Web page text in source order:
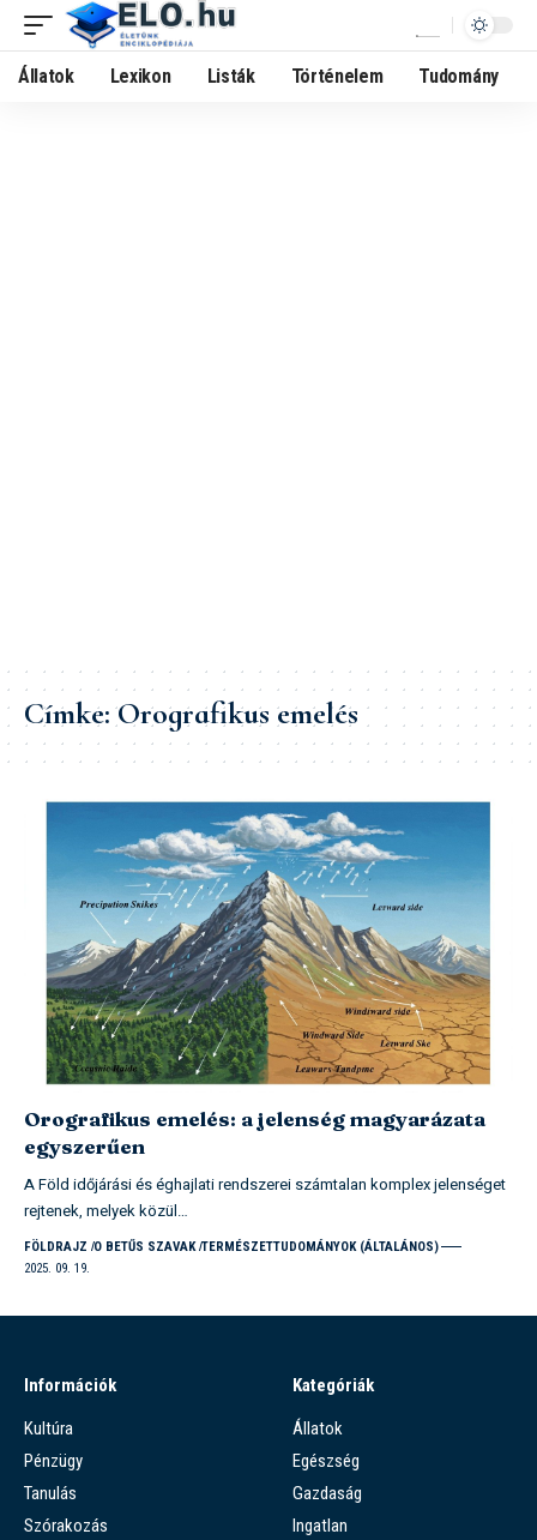
Állatok Lexikon Listák Történelem Tudomány
Címke:Orografikus emelés
Orografikus emelés: a jelenség magyarázata
egyszerűen
A Föld időjárási és éghajlati rendszerei számtalan komplex jelenséget
rejtenek, melyek közül…
FÖLDRAJZ O BETŰS SZAVAK TERMÉSZETTUDOMÁNYOK (ÁLTALÁNOS)
2025. 09. 19.
Információk
Kultúra
Pénzügy
Tanulás
Szórakozás
Kategóriák
Állatok
Egészség
Gazdaság
Ingatlan